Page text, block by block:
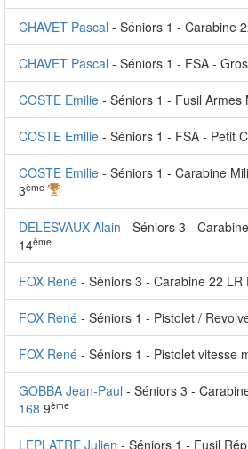
CHAVET Pascal - Séniors 1 - Carabine
CHAVET Pascal - Séniors 1 - FSA -
COSTE Emilie - Séniors 1 - Fusil Armes
COSTE Emilie - Séniors 1 - FSA - Petit
COSTE Emilie - Séniors 1 - Carabine
3ème
DELESVAUX Alain - Séniors 3 -
14ème
FOX René - Séniors 3 - Carabine 22 LR
FOX René - Séniors 1 - Pistolet /
FOX René - Séniors 1 - Pistolet vitesse
GOBBA Jean-Paul - Séniors 3 -
168 9ème
LEPLATRE Julien - Séniors 1 - Fusil